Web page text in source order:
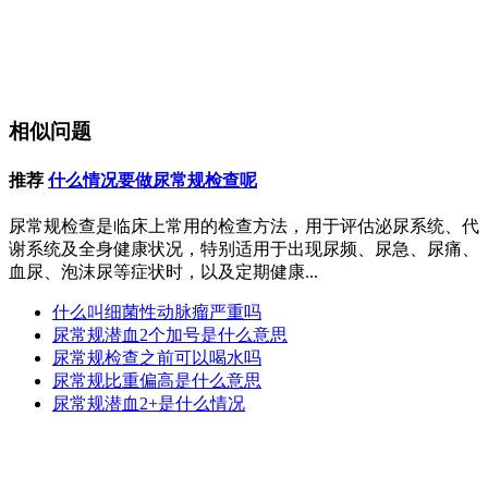
相似问题
推荐 什么情况要做尿常规检查呢
尿常规检查是临床上常用的检查方法，用于评估泌尿系统、代
谢系统及全身健康状况，特别适用于出现尿频、尿急、尿痛、
血尿、泡沫尿等症状时，以及定期健康...
什么叫细菌性动脉瘤严重吗
尿常规潜血2个加号是什么意思
尿常规检查之前可以喝水吗
尿常规比重偏高是什么意思
尿常规潜血2+是什么情况